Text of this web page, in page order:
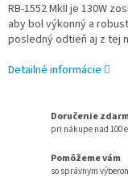
RB-1552 MkII je 130W
aby bol výkonný a
posledný odtieň aj z tej
Detailné informácie
Doručenie
pri nákupe nad 100
Pomôžeme vám
so správnym